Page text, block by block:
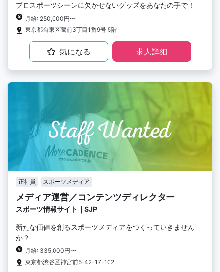
プロスポーツシーンに欠かせないグッズをあなたの手で！
月給: 250,000円〜
東京都台東区蔵前3丁目1番9号 5階
気になる 求人詳細
正社員 スポーツメディア
メディア運営／コンテンツディレクター
スポーツ情報サイト｜SJP
新たな価値を創るスポーツメディアをつくっていきません
か？
月給: 335,000円〜
東京都渋谷区神宮前5-42-17-102